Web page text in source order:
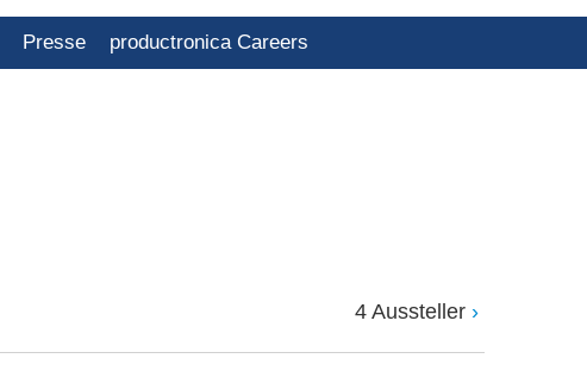
Presse productronica Careers
4 Aussteller